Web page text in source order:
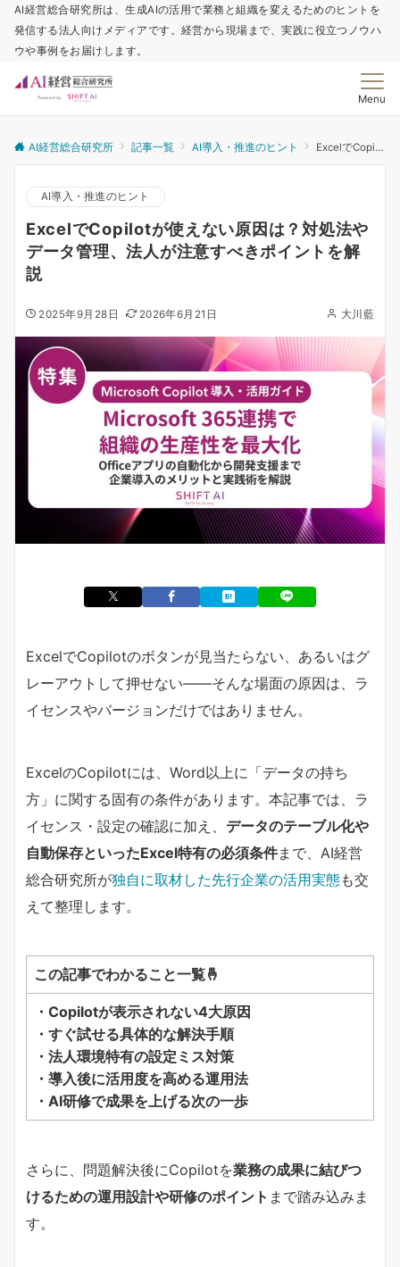
AI経営総合研究所は、生成AIの活用で業務と組織を変えるためのヒントを
発信する法人向けメディアです。経営から現場まで、実践に役立つノウハ
ウや事例をお届けします。
Menu
AI経営総合研究所 記事一覧 AI導入・推進のヒント ExcelでCopilotが使えない原因は？対処法やデータ管理、法人が注意すべきポイントを解説
AI導入・推進のヒント
ExcelでCopilotが使えない原因は？対処法や
データ管理、法人が注意すべきポイントを解
説
2025年9月28日 2026年6月21日 大川藍
ExcelでCopilotのボタンが見当たらない、あるいはグ
レーアウトして押せない——そんな場面の原因は、ラ
イセンスやバージョンだけではありません。
ExcelのCopilotには、Word以上に「データの持ち
方」に関する固有の条件があります。本記事では、ラ
イセンス・設定の確認に加え、​ ​データのテーブル化や
自動保存といったExcel特有の必須条件​​まで、AI経営
総合研究所が独自に取材した先行企業の活用実態も交
えて整理します。
この記事でわかること一覧🤞
・Copilotが表示されない4大原因
・すぐ試せる具体的な解決手順
・法人環境特有の設定ミス対策
・導入後に活用度を高める運用法
・AI研修で成果を上げる次の一歩
さらに、問題解決後にCopilotを業務の成果に結びつ
けるための運用設計や研修のポイント まで踏み込みま
す。